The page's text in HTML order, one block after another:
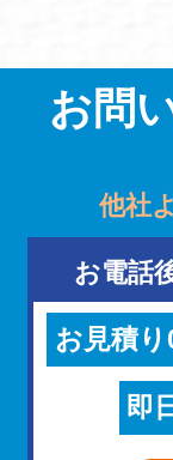
お問
他社
お電話
お見積り
即